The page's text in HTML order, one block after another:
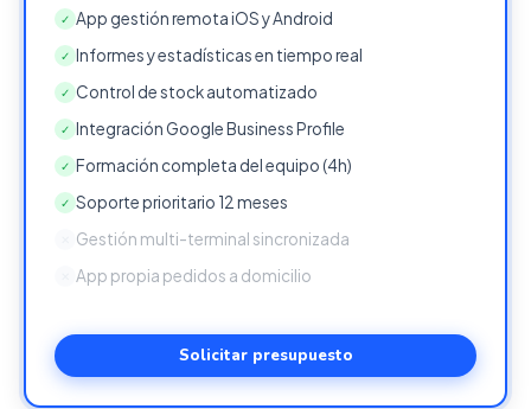
✓ App gestión remota iOS y Android
✓ Informes y estadísticas en tiempo real
✓ Control de stock automatizado
✓ Integración Google Business Profile
✓ Formación completa del equipo (4h)
✓ Soporte prioritario 12 meses
Gestión multi-terminal sincronizada
App propia pedidos a domicilio
Solicitar presupuesto